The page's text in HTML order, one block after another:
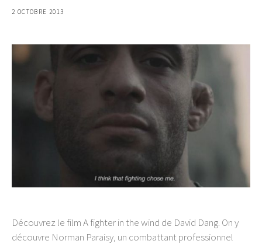
2 OCTOBRE 2013
Découvrez le film A fighter in the wind de David Dang. On y
découvre Norman Paraisy, un combattant professionnel